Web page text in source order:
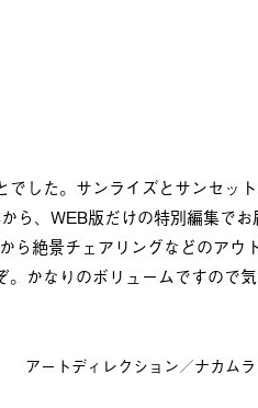
した。サンライズとサンセッ
ら、WEB版だけの特別編集でお
ら絶景チェアリングなどのアウ
かなりのボリュームですので
アートディレクション／ナカム